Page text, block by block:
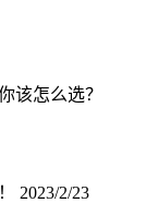
该怎么选？
2023/2/23